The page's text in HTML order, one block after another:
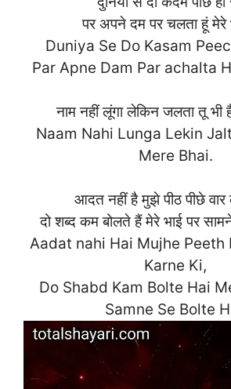
पर अपने दम पर चलता हूं मेरे
Duniya Se Do Kasam
Par Apne Dam Par achalta
नाम नहीं लूंगा लेकिन जलता तू भी
Naam Nahi Lunga Lekin
Mere Bhai.
आदत नहीं है मुझे पीठ पीछे
दो शब्द कम बोलते हैं मेरे भाई पर
Aadat nahi Hai Mujhe Peeth
Karne Ki,
Do Shabd Kam Bolte Hai
Samne Se Bolte H